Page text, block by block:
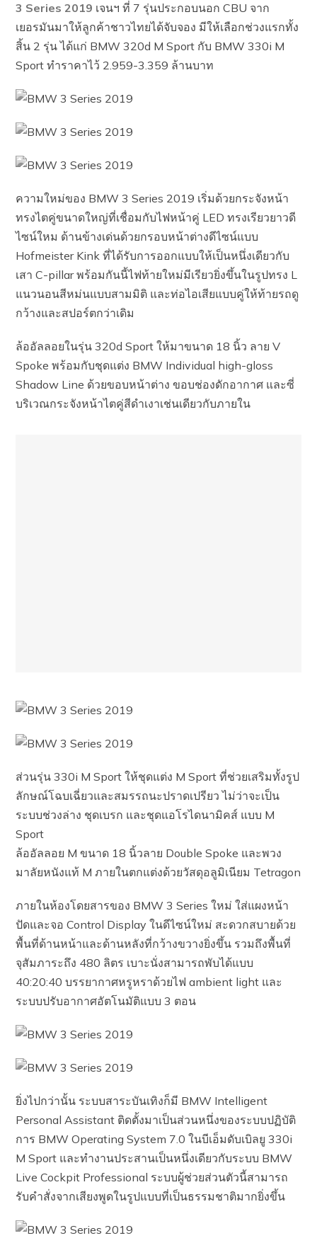
3 Series 2019 เจนฯ ที่ 7 รุ่นประกอบนอก CBU จาก
เยอรมันมาให้ลูกค้าชาวไทยได้จับจอง มีให้เลือกช่วงแรกทั้ง
สิ้น 2 รุ่น ได้แก่ BMW 320d M Sport กับ BMW 330i M
Sport ทำราคาไว้ 2.959-3.359 ล้านบาท
ความใหม่ของ BMW 3 Series 2019 เริ่มด้วยกระจังหน้า
ทรงไตคู่ขนาดใหญ่ที่เชื่อมกับไฟหน้าคู่ LED ทรงเรียวยาวดี
ไซน์ใหม ด้านข้างเด่นด้วยกรอบหน้าต่างดีไซน์แบบ
Hofmeister Kink ที่ได้รับการออกแบบให้เป็นหนึ่งเดียวกับ
เสา C-pillar พร้อมกันนี้ไฟท้ายใหม่มีเรียวยิ่งขึ้นในรูปทรง L
แนวนอนสีหม่นแบบสามมิติ และท่อไอเสียแบบคู่ให้ท้ายรถดู
กว้างและสปอร์ตกว่าเดิม
ล้ออัลลอยในรุ่น 320d Sport ให้มาขนาด 18 นิ้ว ลาย V
Spoke พร้อมกับชุดแต่ง BMW Individual high-gloss
Shadow Line ด้วยขอบหน้าต่าง ขอบช่องดักอากาศ และซี่
บริเวณกระจังหน้าไตคู่สีดำเงาเช่นเดียวกับภายใน
ส่วนรุ่น 330i M Sport ให้ชุดแต่ง M Sport ที่ช่วยเสริมทั้งรูป
ลักษณ์โฉบเฉี่ยวและสมรรถนะปราดเปรียว ไม่ว่าจะเป็น
ระบบช่วงล่าง ชุดเบรก และชุดแอโรไดนามิคส์ แบบ M
Sport
ล้ออัลลอย M ขนาด 18 นิ้วลาย Double Spoke และพวง
มาลัยหนังแท้ M ภายในตกแต่งด้วยวัสดุอลูมิเนียม Tetragon
ภายในห้องโดยสารของ BMW 3 Series ใหม่ ใส่แผงหน้า
ปัดและจอ Control Display ในดีไซน์ใหม่ สะดวกสบายด้วย
พื้นที่ด้านหน้าและด้านหลังที่กว้างขวางยิ่งขึ้น รวมถึงพื้นที่
จุสัมภาระถึง 480 ลิตร เบาะนั่งสามารถพับได้แบบ
40:20:40 บรรยากาศหรูหราด้วยไฟ ambient light และ
ระบบปรับอากาศอัตโนมัติแบบ 3 ตอน
ยิ่งไปกว่านั้น ระบบสาระบันเทิงก็มี BMW Intelligent
Personal Assistant ติดตั้งมาเป็นส่วนหนึ่งของระบบปฏิบัติ
การ BMW Operating System 7.0 ในบีเอ็มดับเบิลยู 330i
M Sport และทำงานประสานเป็นหนึ่งเดียวกับระบบ BMW
Live Cockpit Professional ระบบผู้ช่วยส่วนตัวนี้สามารถ
รับคำสั่งจากเสียงพูดในรูปแบบที่เป็นธรรมชาติมากยิ่งขึ้น